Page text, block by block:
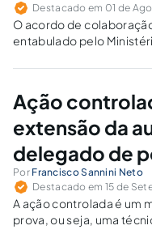
Destacado em 01 de
O acordo de
entabulado pelo
Poder Judiciário apenas
espontaneidade,
Ação
extensão da
delegado de
Por Francisco Sannini Neto
Destacado em 15 de
A ação controlada é um
prova, ou seja, uma